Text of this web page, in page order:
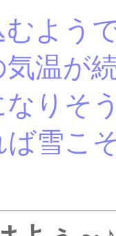
よう
気温が
なりそ
ば雪こ